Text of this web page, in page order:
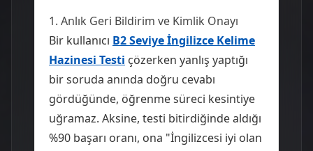
1. Anlık Geri Bildirim ve Kimlik Onayı
Bir kullanıcı B2 Seviye İngilizce Kelime
Hazinesi Testi çözerken yanlış yaptığı
bir soruda anında doğru cevabı
gördüğünde, öğrenme süreci kesintiye
uğramaz. Aksine, testi bitirdiğinde aldığı
%90 başarı oranı, ona "İngilizcesi iyi olan